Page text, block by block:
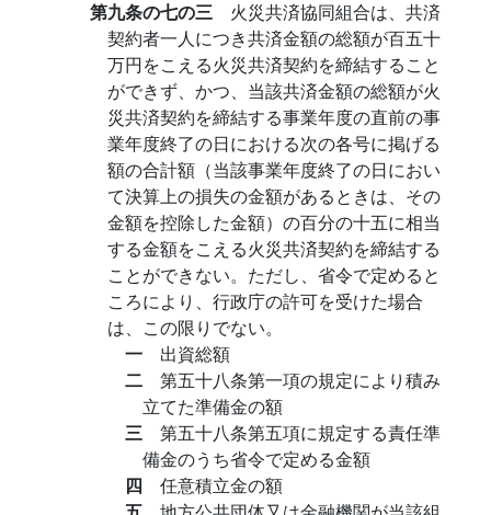
第九条の七の三 火災共済協同組合は、共済
契約者一人につき共済金額の総額が百五十
万円をこえる火災共済契約を締結すること
ができず、かつ、当該共済金額の総額が火
災共済契約を締結する事業年度の直前の事
業年度終了の日における次の各号に掲げる
額の合計額（当該事業年度終了の日におい
て決算上の損失の金額があるときは、その
金額を控除した金額）の百分の十五に相当
する金額をこえる火災共済契約を締結する
ことができない。ただし、省令で定めると
ころにより、行政庁の許可を受けた場合
は、この限りでない。
一 出資総額
二 第五十八条第一項の規定により積み
立てた準備金の額
三 第五十八条第五項に規定する責任準
備金のうち省令で定める金額
四 任意積立金の額